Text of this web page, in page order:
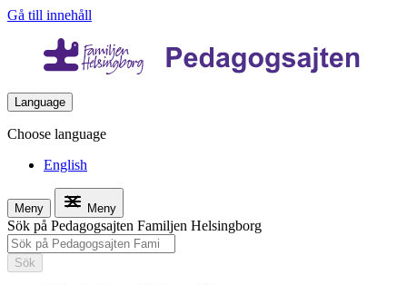
Gå till innehåll
Language
Choose language
English
Meny Meny
Sök på Pedagogsajten Familjen Helsingborg
Sök